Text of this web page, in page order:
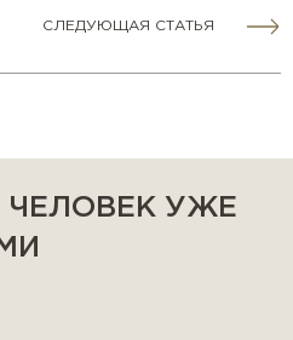
СЛЕДУЮЩАЯ СТАТЬЯ
ЧЕЛОВЕК УЖЕ